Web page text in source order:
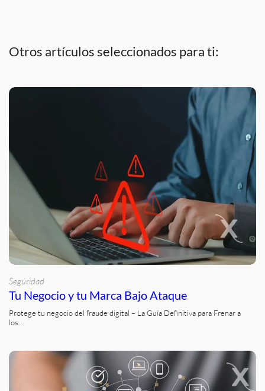
Otros artículos seleccionados para ti:
Seguridad
Tu Negocio y tu Marca Bajo Ataque
Protege tu negocio del fraude digital – La Guía Definitiva para Frenar a
los…